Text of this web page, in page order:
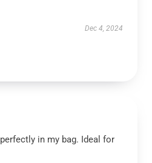
Dec 4, 2024
in my bag. Ideal for